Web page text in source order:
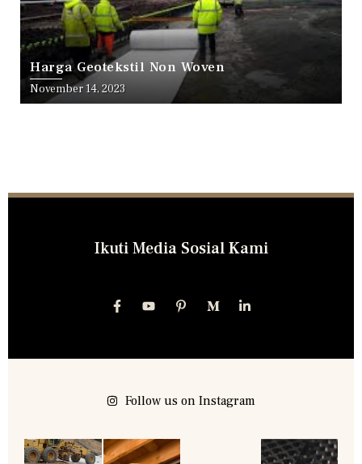
Harga Geotekstil Non Woven
November 14, 2023
Ikuti Media Sosial Kami
Follow us on Instagram